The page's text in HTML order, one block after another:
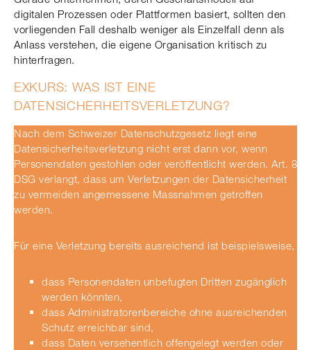
digitalen Prozessen oder Plattformen basiert, sollten den
vorliegenden Fall deshalb weniger als Einzelfall denn als
Anlass verstehen, die eigene Organisation kritisch zu
hinterfragen.
EXKURS: WAS IST EINE
DATENSICHERHEITSVERLETZUNG?
Nach dem Schweizer Datenschutzgesetz liegt eine
Datensicherheitsverletzung nicht erst dann vor, wenn
Personendaten gestohlen oder veröffentlicht werden. Art. 8
DSG verlangt, dass um Verletzungen der Datensicherheit
zu vermeiden angemessene Massnahmen getroffen
werden.
Für eine Verletzung bereits ausreichend ist beispielsweise,
dass Personendaten unbefugten Dritten zugänglich
werden könnten,
dass Administratorenbereiche ohne ausreichenden
Schutz erreichbar sind,
dass Daten versehentlich offengelegt werden oder